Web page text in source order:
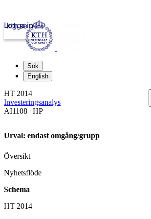
kth.se
Logga in
Sök
English
HT 2014
Investeringsanalys
AI1108 | HP
Urval: endast omgång/grupp
Översikt
Nyhetsflöde
Schema
HT 2014